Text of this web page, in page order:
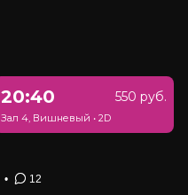
20:40 550 руб.
Зал 4, Вишневый • 2D
• 12